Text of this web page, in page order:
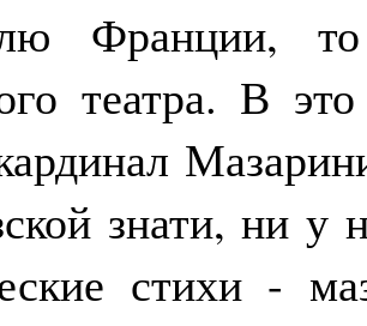
Франции,
театра. В
знати, ни
стихи -